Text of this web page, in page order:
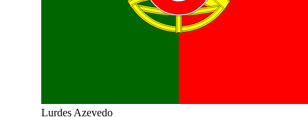
Lurdes Azevedo